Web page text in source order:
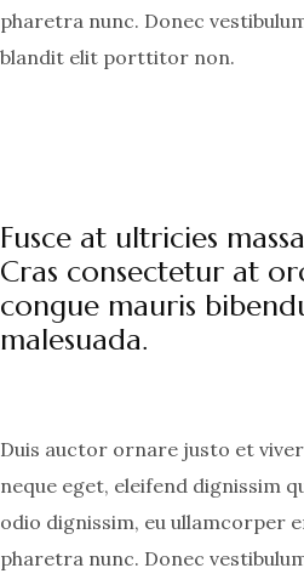
pharetra nunc. Donec
blandit elit porttitor non.
Fusce at ultricies
Cras consectetur at
congue mauris
malesuada.
Duis auctor ornare justo et
neque eget, eleifend dignissim
odio dignissim, eu ullamcorper
pharetra nunc. Donec